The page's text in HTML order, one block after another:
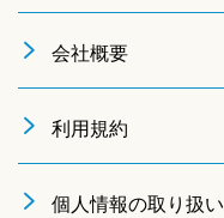
会社概要
利用規約
個人情報の取り扱い